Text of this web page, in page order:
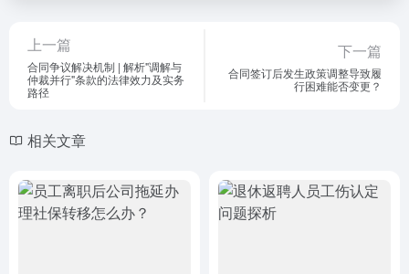
上一篇
合同争议解决机制 | 解析"调解与
仲裁并行"条款的法律效力及实务
路径
下一篇
合同签订后发生政策调整导致履
行困难能否变更？
相关文章